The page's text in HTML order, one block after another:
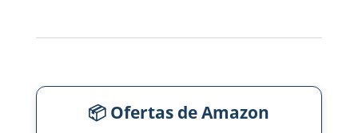
📦 Ofertas de Amazon